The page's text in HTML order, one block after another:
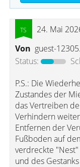
24. Mai
Von guest-
Status:
P.S.: Die
Zustandes der
das Vertreiben
Verhindern
Entfernen der
Fußboden auf
verdreckte
und des